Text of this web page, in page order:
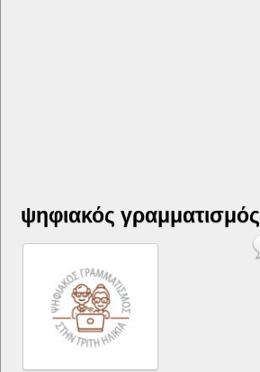
ψηφιακός γραμματισμός